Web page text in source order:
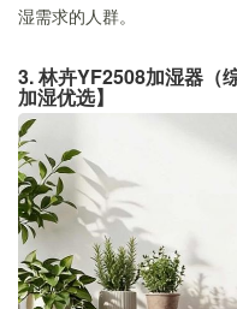
湿需求的人群。
3. 林卉YF2508加湿器（
加湿优选】